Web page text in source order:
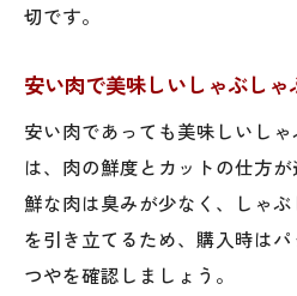
切です。
安い肉で美味しいしゃぶし
安い肉であっても美味しいし
は、肉の鮮度とカットの仕方
鮮な肉は臭みが少なく、しゃ
を引き立てるため、購入時は
つやを確認しましょう。